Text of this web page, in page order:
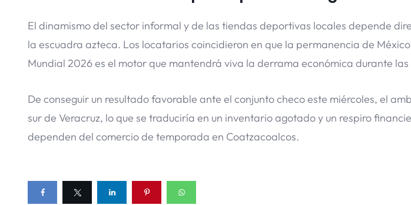
El dinamismo del sector informal y de las tiendas deportivas locales depende
la escuadra azteca. Los locatarios coincidieron en que la permanencia de
Mundial 2026 es el motor que mantendrá viva la derrama económica durante
De conseguir un resultado favorable ante el conjunto checo este miércoles, el
sur de Veracruz, lo que se traduciría en un inventario agotado y un respiro
dependen del comercio de temporada en Coatzacoalcos.